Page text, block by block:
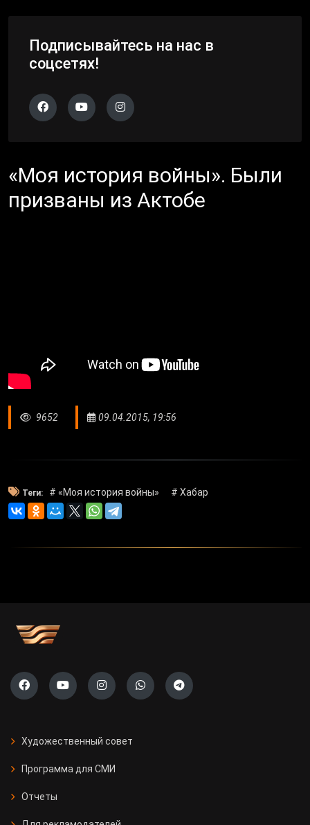
Подписывайтесь на нас в
соцсетях!
«Моя история войны». Были
призваны из Актобе
9652 09.04.2015, 19:56
Теги: # «Моя история войны» # Хабар
Художественный совет
Программа для СМИ
Отчеты